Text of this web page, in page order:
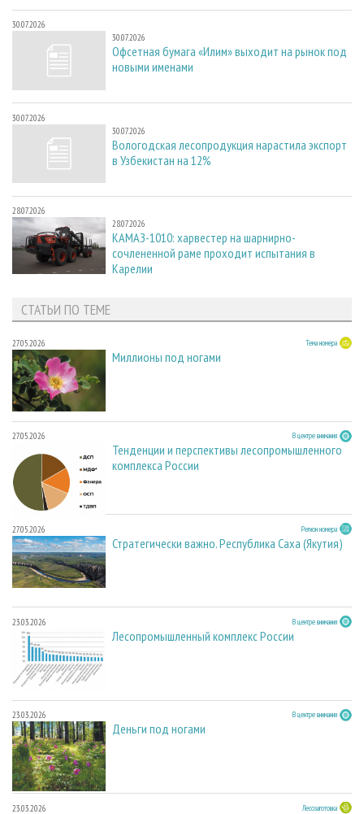
30.07.2026
30.07.2026
Офсетная бумага «Илим» выходит на рынок под
новыми именами
30.07.2026
30.07.2026
Вологодская лесопродукция нарастила экспорт
в Узбекистан на 12%
28.07.2026
28.07.2026
КАМАЗ-1010: харвестер на шарнирно-
сочлененной раме проходит испытания в
Карелии
СТАТЬИ ПО ТЕМЕ
27.05.2026 Тема номера
Миллионы под ногами
27.05.2026 В центре внимания
Тенденции и перспективы лесопромышленного
комплекса России
27.05.2026 Регион номера
Стратегически важно. Республика Саха (Якутия)
23.03.2026 В центре внимания
Лесопромышленный комплекс России
23.03.2026 В центре внимания
Деньги под ногами
23.03.2026 Лесозаготовка